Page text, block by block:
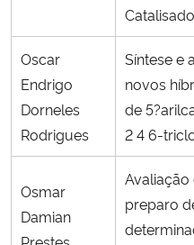
Oscar
Endrigo
Dorneles
Rodrigues
Síntese e
novos
de
2 4 6-
Osmar
Damian
Prestes
Avaliação
preparo